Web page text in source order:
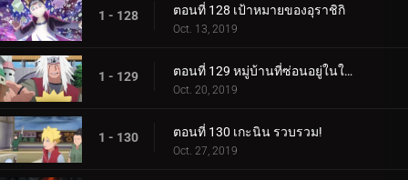
1 - 128 ตอนที่ 128 เป้าหมายของอุราชิกิ
Oct. 13, 2019
1 - 129 ตอนที่ 129 หมู่บ้านที่ซ่อนอยู่ในใบไม้
Oct. 20, 2019
1 - 130 ตอนที่ 130 เกะนิน รวบรวม!
Oct. 27, 2019